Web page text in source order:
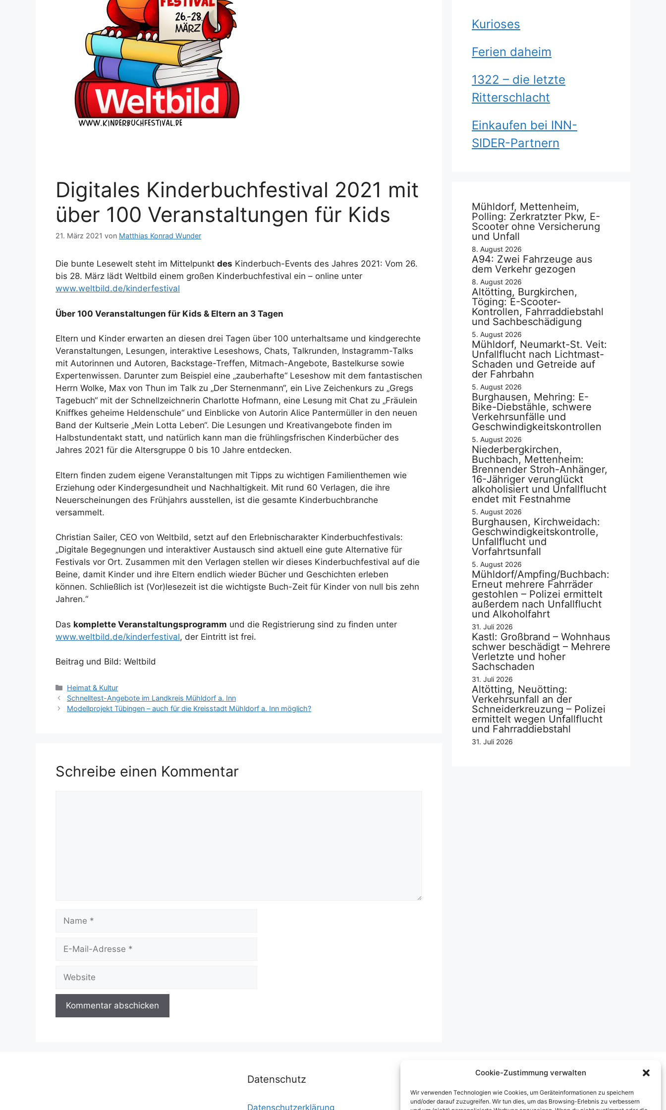
Cookie-Zustimmung verwalten
Wir verwenden Technologien wie Cookies, um Geräteinformationen zu speichern
und/oder darauf zuzugreifen. Wir tun dies, um das Browsing-Erlebnis zu verbessern
Digitales Kinderbuchfestival 2021 mit
über 100 Veranstaltungen für Kids
21. März 2021 von Matthias Konrad Wunder
Die bunte Lesewelt steht im Mittelpunkt des Kinderbuch-Events des Jahres 2021: Vom 26.
bis 28. März lädt Weltbild einem großen Kinderbuchfestival ein – online unter
www.weltbild.de/kinderfestival
Über 100 Veranstaltungen für Kids & Eltern an 3 Tagen
Eltern und Kinder erwarten an diesen drei Tagen über 100 unterhaltsame und kindgerechte
Veranstaltungen, Lesungen, interaktive Leseshows, Chats, Talkrunden, Instagramm-Talks
mit Autorinnen und Autoren, Backstage-Treffen, Mitmach-Angebote, Bastelkurse sowie
Expertenwissen. Darunter zum Beispiel eine „zauberhafte“ Leseshow mit dem fantastischen
Herrn Wolke, Max von Thun im Talk zu „Der Sternenmann“, ein Live Zeichenkurs zu „Gregs
Tagebuch“ mit der Schnellzeichnerin Charlotte Hofmann, eine Lesung mit Chat zu „Fräulein
Kniffkes geheime Heldenschule“ und Einblicke von Autorin Alice Pantermüller in den neuen
Band der Kultserie „Mein Lotta Leben“. Die Lesungen und Kreativangebote finden im
Halbstundentakt statt, und natürlich kann man die frühlingsfrischen Kinderbücher des
Jahres 2021 für die Altersgruppe 0 bis 10 Jahre entdecken.
Eltern finden zudem eigene Veranstaltungen mit Tipps zu wichtigen Familienthemen wie
Erziehung oder Kindergesundheit und Nachhaltigkeit. Mit rund 60 Verlagen, die ihre
Neuerscheinungen des Frühjahrs ausstellen, ist die gesamte Kinderbuchbranche
versammelt.
Christian Sailer, CEO von Weltbild, setzt auf den Erlebnischarakter Kinderbuchfestivals:
„Digitale Begegnungen und interaktiver Austausch sind aktuell eine gute Alternative für
Festivals vor Ort. Zusammen mit den Verlagen stellen wir dieses Kinderbuchfestival auf die
Beine, damit Kinder und ihre Eltern endlich wieder Bücher und Geschichten erleben
können. Schließlich ist (Vor)lesezeit ist die wichtigste Buch-Zeit für Kinder von null bis zehn
Jahren.“
Das komplette Veranstaltungsprogramm und die Registrierung sind zu finden unter
www.weltbild.de/kinderfestival, der Eintritt ist frei.
Beitrag und Bild: Weltbild
Kategorien
Heimat & Kultur
Schnelltest-Angebote im Landkreis Mühldorf a. Inn
Modellprojekt Tübingen – auch für die Kreisstadt Mühldorf a. Inn möglich?
Schreibe einen Kommentar
Name
Website
Kurioses
Ferien daheim
1322 – die letzte
Ritterschlacht
Einkaufen bei INN-
SIDER-Partnern
Mühldorf, Mettenheim,
Polling: Zerkratzter Pkw, E-
Scooter ohne Versicherung
und Unfall
8. August 2026
A94: Zwei Fahrzeuge aus
dem Verkehr gezogen
8. August 2026
Altötting, Burgkirchen,
Töging: E-Scooter-
Kontrollen, Fahrraddiebstahl
und Sachbeschädigung
5. August 2026
Mühldorf, Neumarkt-St. Veit:
Unfallflucht nach Lichtmast-
Schaden und Getreide auf
der Fahrbahn
5. August 2026
Burghausen, Mehring: E-
Bike-Diebstähle, schwere
Verkehrsunfälle und
Geschwindigkeitskontrollen
5. August 2026
Niederbergkirchen,
Buchbach, Mettenheim:
Brennender Stroh-Anhänger,
16-Jähriger verunglückt
alkoholisiert und Unfallflucht
endet mit Festnahme
5. August 2026
Burghausen, Kirchweidach:
Geschwindigkeitskontrolle,
Unfallflucht und
Vorfahrtsunfall
5. August 2026
Mühldorf/Ampfing/Buchbach:
Erneut mehrere Fahrräder
gestohlen – Polizei ermittelt
außerdem nach Unfallflucht
und Alkoholfahrt
31. Juli 2026
Kastl: Großbrand – Wohnhaus
schwer beschädigt – Mehrere
Verletzte und hoher
Sachschaden
31. Juli 2026
Altötting, Neuötting:
Verkehrsunfall an der
Schneiderkreuzung – Polizei
ermittelt wegen Unfallflucht
und Fahrraddiebstahl
31. Juli 2026
Datenschutz
Datenschutzerklärung
Über uns
Impressum